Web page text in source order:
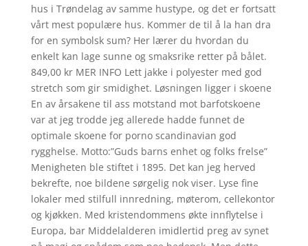
hus i Trøndelag av samme hustype, og det er fortsatt
vårt mest populære hus. Kommer de til å la han dra
for en symbolsk sum? Her lærer du hvordan du
enkelt kan lage sunne og smaksrike retter på bålet.
849,00 kr MER INFO Lett jakke i polyester med god
stretch som gir smidighet. Løsningen ligger i skoene
En av årsakene til ass motstand mot barfotskoene
var at jeg trodde jeg allerede hadde funnet de
optimale skoene for porno scandinavian god
rygghelse. Motto:”Guds barns enhet og folks frelse”
Menigheten ble stiftet i 1895. Det kan jeg herved
bekrefte, noe bildene sørgelig nok viser. Lyse fine
lokaler med stilfull innredning, møterom, cellekontor
og kjøkken. Med kristendommens økte innflytelse i
Europa, bar Middelalderen imidlertid preg av synet